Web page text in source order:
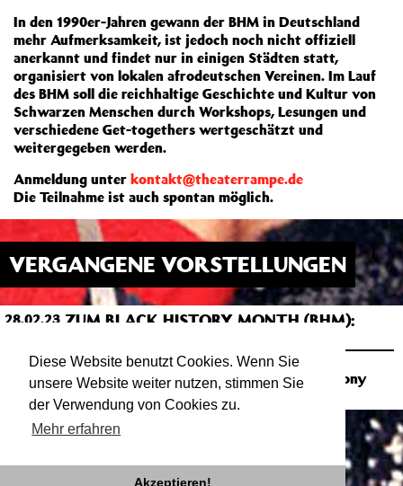
Diese Website benutzt Cookies. Wenn Sie
unsere Website weiter nutzen, stimmen Sie
der Verwendung von Cookies zu.
Mehr erfahren
Akzeptieren!
In den 1990er-Jahren gewann der BHM in Deutschland
mehr Aufmerksamkeit, ist jedoch noch nicht offiziell
anerkannt und findet nur in einigen Städten statt,
organisiert von lokalen afrodeutschen Vereinen. Im Lauf
des BHM soll die reichhaltige Geschichte und Kultur von
Schwarzen Menschen durch Workshops, Lesungen und
verschiedene Get-togethers wertgeschätzt und
weitergegeben werden.
Anmeldung unter kontakt@theaterrampe.de
Die Teilnahme ist auch spontan möglich.
VERGANGENE VORSTELLUNGEN
28.02.23 ZUM BLACK HISTORY MONTH (BHM):
SAAL
Zine-Workshop mit Yara Richter und Anthony
Pool für Schwarze LGBTQ+-Menschen